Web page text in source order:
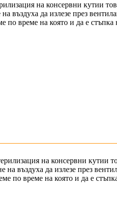
на консервни кутии
въздуха да излезе през
по време на която и да е
на консервни кутии
на въздуха да излезе през
по време на която и да е